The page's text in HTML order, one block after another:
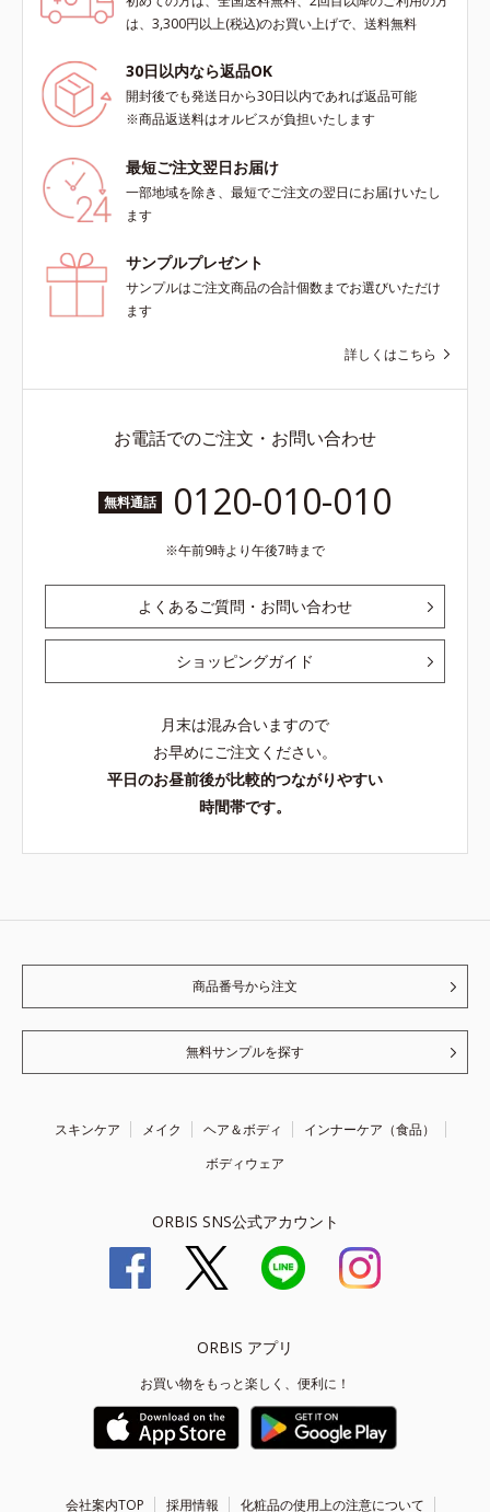
かさ印象が高く評価されたこと*3
2022年12月22日時点で、科学文献
scholarにより国内化粧品業界にお
いて該当文献がないことを確認（ポ
ーラ化成研究所調べ）
は、3,300円以上(税込)のお買い上げで、送料無料
30日以内なら返品OK
開封後でも発送日から30日以内であれば返品可能
※商品返送料はオルビスが負担いたします
最短ご注文翌日お届け
一部地域を除き、最短でご注文の翌日にお届けいたし
ます
サンプルプレゼント
サンプルはご注文商品の合計個数までお選びいただけ
ます
詳しくはこちら
お電話でのご注文・お問い合わせ
無料通話 0120-010-010
午前9時より午後7時まで
よくあるご質問・お問い合わせ
ショッピングガイド
月末は混み合いますので
お早めにご注文ください。
平日のお昼前後が比較的つながりやすい
時間帯です。
商品番号から注文
無料サンプルを探す
スキンケア メイク ヘア＆ボディ
インナーケア（食品）
ボディウェア
ORBIS SNS公式アカウント
ORBIS アプリ
お買い物をもっと楽しく、便利に！
会社案内TOP 採用情報 化粧品の使用上の注意について